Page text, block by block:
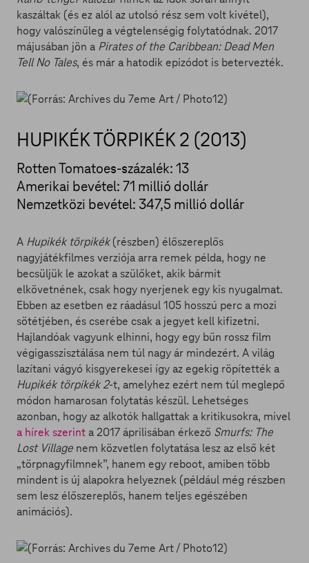
kaszáltak (és ez alól az utolsó rész sem volt kivétel),
hogy valószínűleg a végtelenségig folytatódnak. 2017
májusában jön a Pirates of the Caribbean: Dead Men
Tell No Tales, és már a hatodik epizódot is betervezték.
HUPIKÉK TÖRPIKÉK 2 (2013)
Rotten Tomatoes-százalék: 13
Amerikai bevétel: 71 millió dollár
Nemzetközi bevétel: 347,5 millió dollár
A Hupikék törpikék(részben) élőszereplős
nagyjátékfilmes verziója arra remek példa, hogy ne
becsüljük le azokat a szülőket, akik bármit
elkövetnének, csak hogy nyerjenek egy kis nyugalmat.
Ebben az esetben ez ráadásul 105 hosszú perc a mozi
sötétjében, és cserébe csak a jegyet kell kifizetni.
Hajlandóak vagyunk elhinni, hogy egy bűn rossz film
végigasszisztálása nem túl nagy ár mindezért. A világ
lazítani vágyó kisgyerekesei így az egekig röpítették a
Hupikék törpikék 2-t, amelyhez ezért nem túl meglepő
módon hamarosan folytatás készül. Lehetséges
azonban, hogy az alkotók hallgattak a kritikusokra, mivel
a hírek szerint a 2017 áprilisában érkező Smurfs: The
Lost Village nem közvetlen folytatása lesz az első két
„törpnagyfilmnek”, hanem egy reboot, amiben több
mindent is új alapokra helyeznek (például még részben
sem lesz élőszereplős, hanem teljes egészében
animációs).